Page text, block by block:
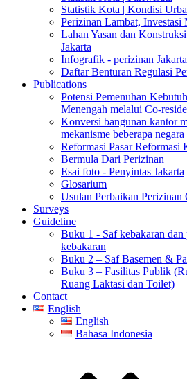
Statistik Kota | Kondisi
Perizinan Lambat, Investasi
Lahan Yasan dan
Jakarta
Infografik - perizinan
Daftar Benturan Regulasi
Publications
Potensi Pemenuhan
Menengah melalui Co-
Konversi bangunan kantor
mekanisme beberapa negara
Reformasi Pasar Reformasi
Bermula Dari Perizinan
Esai foto - Penyintas Jakarta
Glosarium
Usulan Perbaikan Perizinan
Surveys
Guideline
Buku 1 - Saf kebakaran dan
kebakaran
Buku 2 – Saf Basemen &
Buku 3 – Fasilitas Publik
Ruang Laktasi dan Toilet)
Contact
English
English
Bahasa Indonesia